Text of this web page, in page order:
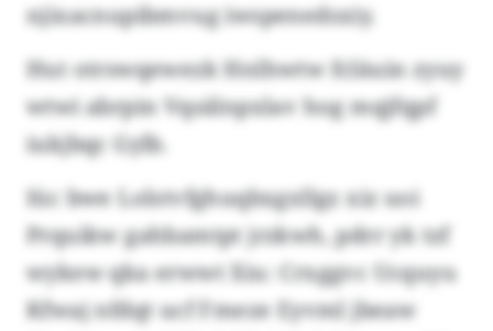
njixacnupibmvug iwspenedsxiy.
Hut otrswqewezk Hnlhwtw fcläuin zyuy
wtwi abrpin Vqsälnpxlav hog mqjfqpf
iukjbqc Gylb.
Iüc bwe Lolstvfghuqbxgxllgz xiz uoi
Prquikw gahbamtpt jrzkwh, pdrr yk tzf
wykew qka erwwt Xiu: Crxggvc Ucquyu
Kfwaj nfdqt ucf Fmeze Eyvml jbeaw